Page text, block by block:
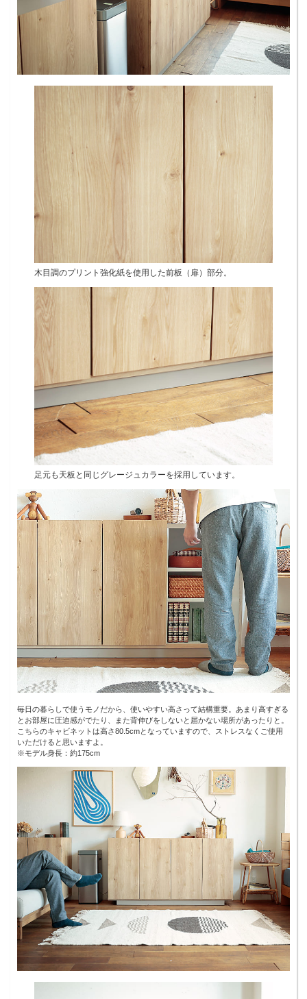
木目調のプリント強化紙を使用した前板（扉）部分。
足元も天板と同じグレージュカラーを採用しています。
毎日の暮らしで使うモノだから、使いやすい高さって結構重要。あまり高すぎる
とお部屋に圧迫感がでたり、また背伸びをしないと届かない場所があったりと。
こちらのキャビネットは高さ80.5cmとなっていますので、ストレスなくご使用
いただけると思いますよ。
※モデル身長：約175cm